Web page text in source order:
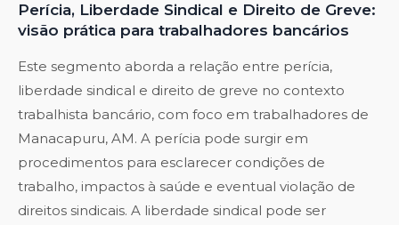
Perícia, Liberdade Sindical e Direito de Greve:
visão prática para trabalhadores bancários
Este segmento aborda a relação entre perícia,
liberdade sindical e direito de greve no contexto
trabalhista bancário, com foco em trabalhadores de
Manacapuru, AM. A perícia pode surgir em
procedimentos para esclarecer condições de
trabalho, impactos à saúde e eventual violação de
direitos sindicais. A liberdade sindical pode ser